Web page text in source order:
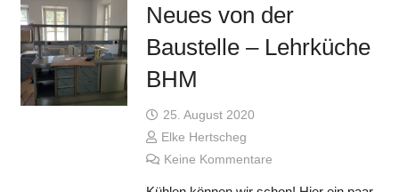
Neues von der
Baustelle – Lehrküche
BHM
25. August 2020
Elke Hertscheg
Keine Kommentare